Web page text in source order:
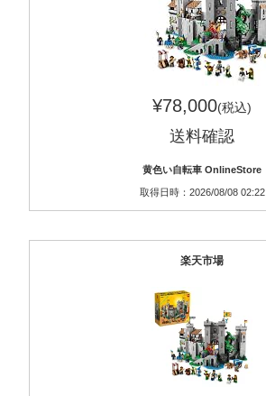
¥78,000(税込)
送料確認
黄色い自転車 OnlineStore
取得日時：2026/08/08 02:22
楽天市場